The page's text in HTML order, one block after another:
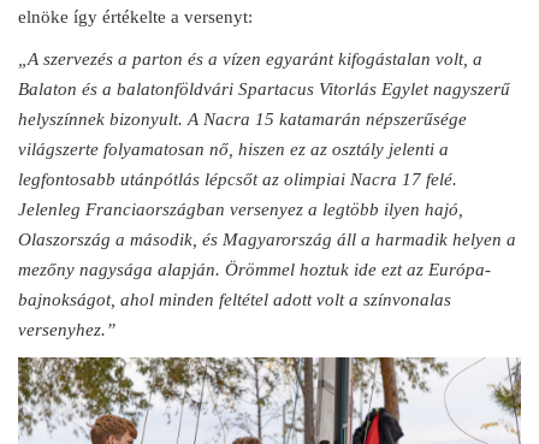
elnöke így értékelte a versenyt:
„A szervezés a parton és a vízen egyaránt kifogástalan volt, a
Balaton és a balatonföldvári Spartacus Vitorlás Egylet nagyszerű
helyszínnek bizonyult. A Nacra 15 katamarán népszerűsége
világszerte folyamatosan nő, hiszen ez az osztály jelenti a
legfontosabb utánpótlás lépcsőt az olimpiai Nacra 17 felé.
Jelenleg Franciaországban versenyez a legtöbb ilyen hajó,
Olaszország a második, és Magyarország áll a harmadik helyen a
mezőny nagysága alapján. Örömmel hoztuk ide ezt az Európa-
bajnokságot, ahol minden feltétel adott volt a színvonalas
versenyhez.”